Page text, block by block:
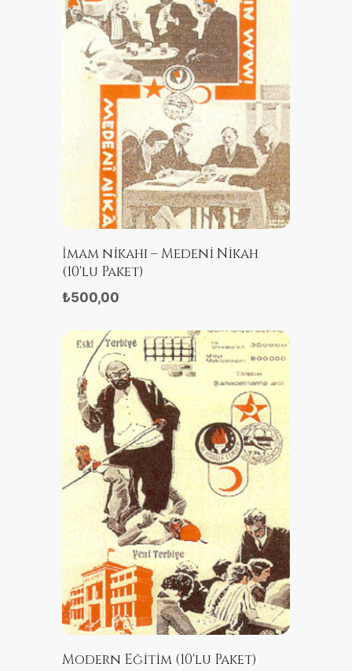
SATIN ALIN
İmam nikahı – Medeni Nikah
(10'lu Paket)
₺500,00
SATIN ALIN
Modern Eğitim (10'lu Paket)